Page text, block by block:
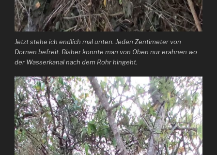
Jetzt stehe ich endlich mal unten. Jeden Zentimeter von
Dornen befreit. Bisher konnte man von Oben nur erahnen wo
der Wasserkanal nach dem Rohr hingeht.